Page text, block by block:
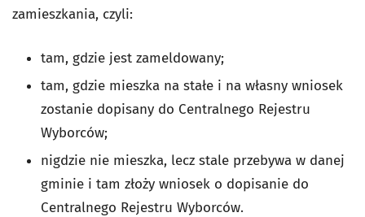
zamieszkania, czyli:
tam, gdzie jest zameldowany;
tam, gdzie mieszka na stałe i na własny wniosek
zostanie dopisany do Centralnego Rejestru
Wyborców;
nigdzie nie mieszka, lecz stale przebywa w danej
gminie i tam złoży wniosek o dopisanie do
Centralnego Rejestru Wyborców.